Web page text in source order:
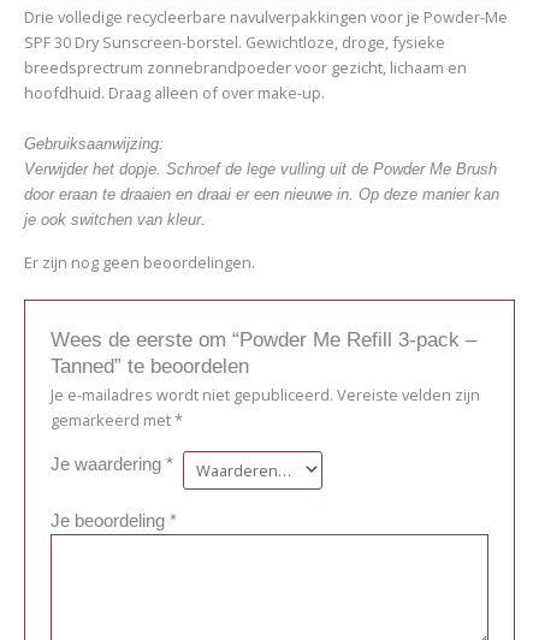
Drie volledige recycleerbare navulverpakkingen voor je Powder-Me
SPF 30 Dry Sunscreen-borstel. Gewichtloze, droge, fysieke
breedsprectrum zonnebrandpoeder voor gezicht, lichaam en
hoofdhuid. Draag alleen of over make-up.
Gebruiksaanwijzing:
Verwijder het dopje. Schroef de lege vulling uit de Powder Me Brush
door eraan te draaien en draai er een nieuwe in. Op deze manier kan
je ook switchen van kleur.
Er zijn nog geen beoordelingen.
Wees de eerste om “Powder Me Refill 3-pack –
Tanned” te beoordelen
Je e-mailadres wordt niet gepubliceerd. Vereiste velden zijn
gemarkeerd met*
Je waardering *
Je beoordeling *